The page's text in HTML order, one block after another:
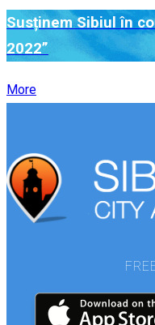
Susținem Sibiul în
2022”
More